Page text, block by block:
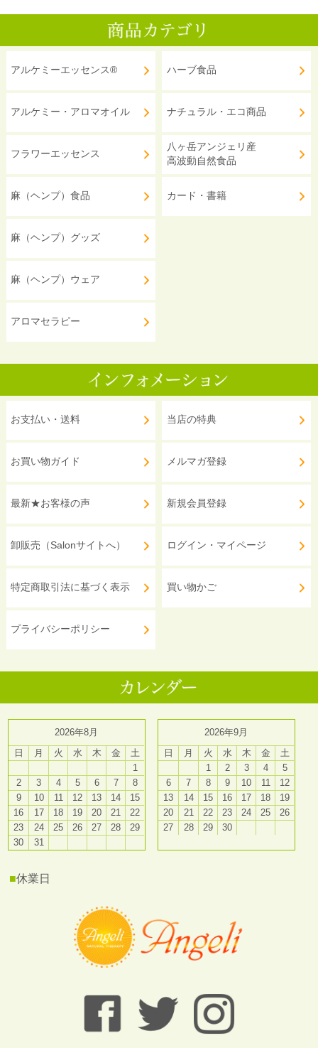
アルケミーエッセンス®
アルケミー・アロマオイル
フラワーエッセンス
麻（ヘンプ）食品
麻（ヘンプ）グッズ
麻（ヘンプ）ウェア
アロマセラピー
ハーブ食品
ナチュラル・エコ商品
八ヶ岳アンジェリ産
高波動自然食品
カード・書籍
お支払い・送料
お買い物ガイド
最新★お客様の声
卸販売（Salonサイトへ）
特定商取引法に基づく表示
プライバシーポリシー
当店の特典
メルマガ登録
新規会員登録
ログイン・マイページ
買い物かご
2026年8月
日
月 火 水 木 金
土
1
2
3 4 5 6 7
8
9
10 11 12 13 14
15
16
17 18 19 20 21
22
23
24 25 26 27 28
29
30
31
2026年9月
日
月 火 水 木 金
土
1
2 3 4
5
6
7 8 9 10 11
12
13
14 15 16 17 18
19
20
21 22 23 24 25
26
27
28 29 30
■休業日